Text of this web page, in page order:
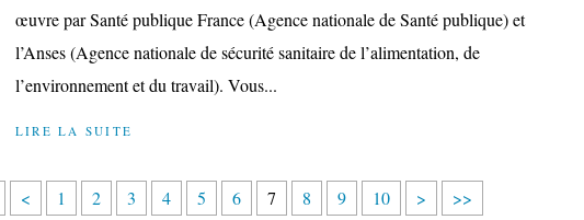
œuvre par Santé publique France (Agence nationale de Santé publique) et
l’Anses (Agence nationale de sécurité sanitaire de l’alimentation, de
l’environnement et du travail). Vous...
LIRE LA SUITE
< 1 2 3 4 5 6 7 8 9 10
2
> >>